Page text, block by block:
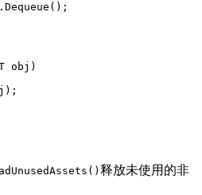
. Dequeue ( ) ;
obj )
) ;
释放未使用的非